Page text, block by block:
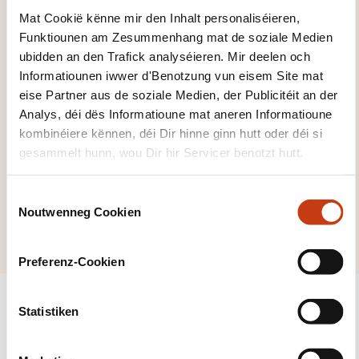
Mat Cookië kënne mir den Inhalt personaliséieren,
Funktiounen am Zesummenhang mat de soziale Medien
ubidden an den Trafick analyséieren. Mir deelen och
Informatiounen iwwer d'Benotzung vun eisem Site mat
eise Partner aus de soziale Medien, der Publicitéit an der
Analys, déi dës Informatioune mat aneren Informatioune
kombinéiere kënnen, déi Dir hinne ginn hutt oder déi si
gesammelt hunn, wou Dir hir Servicer benotzt hutt.
Noutwenneg Cookien
Preferenz-Cookien
Statistiken
Klickt hei, fir all
d'Domainer ze
gesinn
Wierkstoffer
Produkter